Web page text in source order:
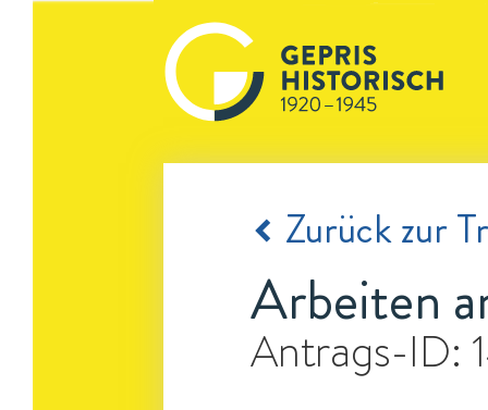
Zurück zur
Arbeiten
Antrags-ID: